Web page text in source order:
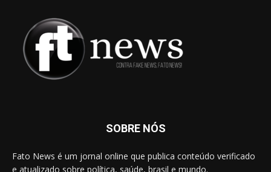
SOBRE NÓS
Fato News é um jornal online que publica conteúdo verificado
e atualizado sobre política, saúde, brasil e mundo.